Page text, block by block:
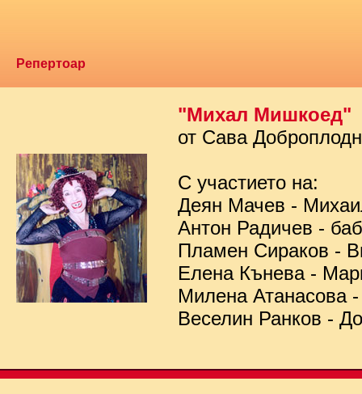
Репертоар
"Михал Мишкоед"
от Сава
С участието на:
Деян Мачев -
Антон Радичев -
Пламен Сираков -
Елена Кънева -
Милена Атанасова
Веселин Ранков -